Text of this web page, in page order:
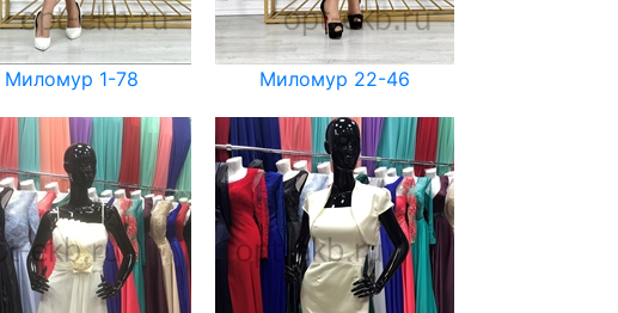
Миломур 1-78 Миломур 22-46